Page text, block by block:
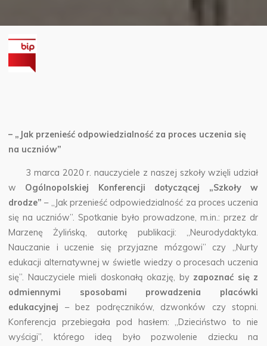
– „Jak przenieść odpowiedzialność za proces uczenia się
na uczniów”
3 marca 2020 r. nauczyciele z naszej szkoły wzięli udział
w Ogólnopolskiej Konferencji dotyczącej „Szkoły w
drodze” – „Jak przenieść odpowiedzialność za proces uczenia
się na uczniów”. Spotkanie było prowadzone, m.in.: przez dr
Marzenę Żylińską, autorkę publikacji: „Neurodydaktyka.
Nauczanie i uczenie się przyjazne mózgowi” czy „Nurty
edukacji alternatywnej w świetle wiedzy o procesach uczenia
się”. Nauczyciele mieli doskonałą okazję, by zapoznać się z
odmiennymi sposobami prowadzenia placówki
edukacyjnej – bez podręczników, dzwonków czy stopni.
Konferencja przebiegała pod hasłem: „Dzieciństwo to nie
wyścigi”, którego ideą było pozwolenie dziecku na